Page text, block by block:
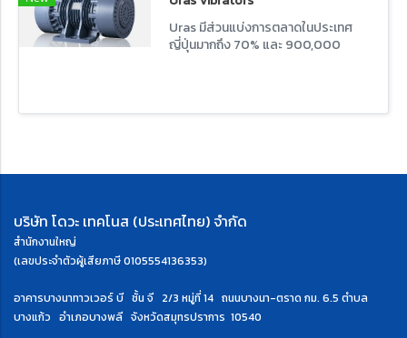
Uras มีส่วนแบ่งการตลาดในประเทศ
ญี่ปุ่นมากถึง 70% และ 900,000
บริษัท โดวะ เทคโนส (ประเทศไทย) จำกัด
สำนักงานใหญ่
(เลขประจำตัวผู้เสียภาษี 0105554136353)
อาคารบางนาทาวเวอร์ บี ชั้น จี 2/3 หมู่ที่ 14 ถนนบางนา-ตราด กม. 6.5 ตำบล
บางแก้ว อำเภอบางพลี จังหวัดสมุทรปราการ 10540